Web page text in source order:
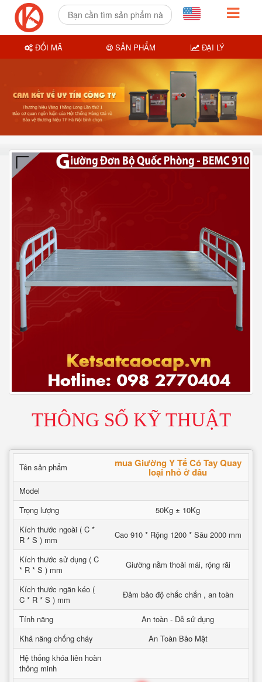
THÔNG SỐ KỸ THUẬT
Tên sản phẩm mua Giường Y Tế Có Tay Quay
loại nhỏ ở đâu
Model
Trọng lượng
50Kg ± 10Kg
Kích thước ngoài ( C *
R * S ) mm
Cao 910 * Rộng 1200 * Sâu 2000 mm
Kích thước sử dụng ( C
* R * S ) mm
Giường nằm thoải mái, rộng rãi
Kích thước ngăn kéo (
C * R * S ) mm
Đảm bảo độ chắc chắn , an toàn
Tính năng
An toàn - Dễ sử dụng
Khả năng chống cháy
An Toàn Bảo Mật
Hệ thống khóa liên hoàn
thông minh
ĐỔI MÃ SẢN PHẨM ĐẠI LÝ